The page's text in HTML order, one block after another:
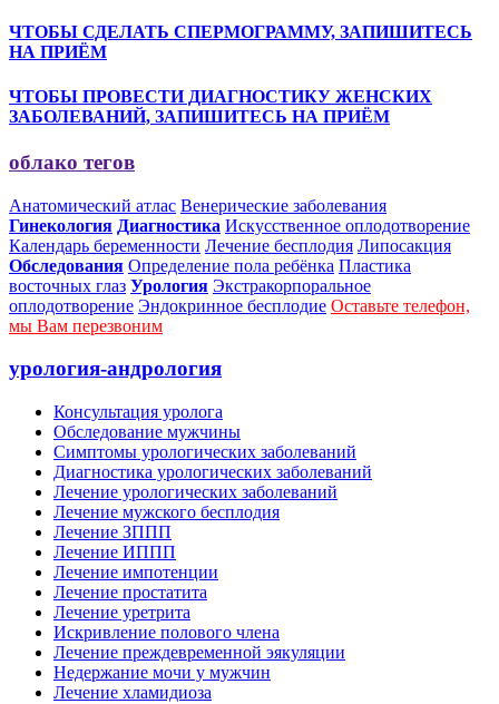
ЧТОБЫ СДЕЛАТЬ СПЕРМОГРАММУ, ЗАПИШИТЕСЬ
НА ПРИЁМ
ЧТОБЫ ПРОВЕСТИ ДИАГНОСТИКУ ЖЕНСКИХ
ЗАБОЛЕВАНИЙ, ЗАПИШИТЕСЬ НА ПРИЁМ
облако тегов
Анатомический атлас Венерические заболевания
Гинекология Диагностика Искусственное оплодотворение
Календарь беременности Лечение бесплодия Липосакция
Обследования Определение пола ребёнка Пластика
восточных глаз Урология Экстракорпоральное
оплодотворение Эндокринное бесплодие Оставьте телефон,
мы Вам перезвоним
урология-андрология
Консультация уролога
Обследование мужчины
Симптомы урологических заболеваний
Диагностика урологических заболеваний
Лечение урологических заболеваний
Лечение мужского бесплодия
Лечение ЗППП
Лечение ИППП
Лечение импотенции
Лечение простатита
Лечение уретрита
Искривление полового члена
Лечение преждевременной эякуляции
Недержание мочи у мужчин
Лечение хламидиоза